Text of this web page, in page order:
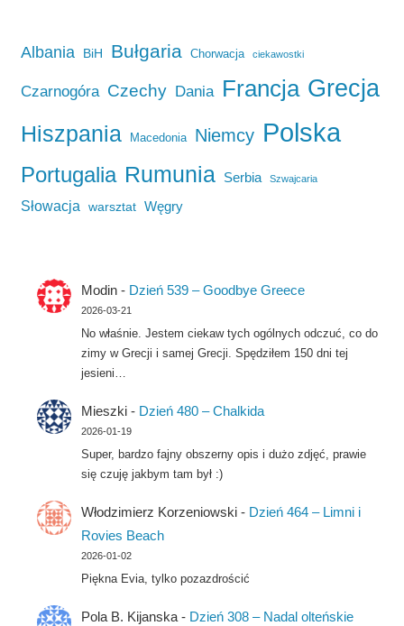
Albania BiH Bułgaria Chorwacja ciekawostki
Czarnogóra Czechy Dania Francja Grecja
Hiszpania Macedonia Niemcy Polska
Portugalia Rumunia Serbia Szwajcaria
Słowacja warsztat Węgry
Modin - Dzień 539 – Goodbye Greece
2026-03-21
No właśnie. Jestem ciekaw tych ogólnych odczuć, co do
zimy w Grecji i samej Grecji. Spędziłem 150 dni tej
jesieni…
Mieszki - Dzień 480 – Chalkida
2026-01-19
Super, bardzo fajny obszerny opis i dużo zdjęć, prawie
się czuję jakbym tam był :)
Włodzimierz Korzeniowski - Dzień 464 – Limni i
Rovies Beach
2026-01-02
Piękna Evia, tylko pozazdrościć
Pola B. Kijanska - Dzień 308 – Nadal olteńskie